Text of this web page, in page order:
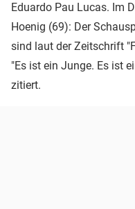
Eduardo Pau Lucas. Im
Hoenig (69): Der
sind laut der Zeitschrift
"Es ist ein Junge. Es ist
zitiert.